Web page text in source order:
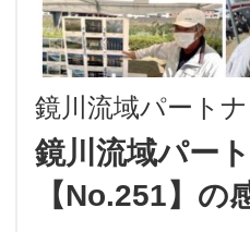
鏡川流域パート
鏡川流域パー
【No.251】の
LINE
SMS
地